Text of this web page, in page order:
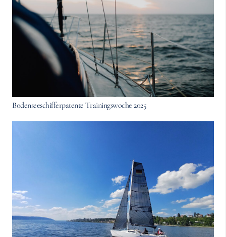
Bodenseeschifferpatente Trainingswoche 2025